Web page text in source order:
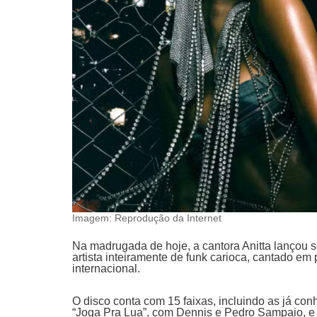
Imagem: Reprodução da Internet
Na madrugada de hoje, a cantora Anitta lançou
artista inteiramente de funk carioca, cantado
internacional.
O disco conta com 15 faixas, incluindo as já
“Joga Pra Lua”, com Dennis e Pedro Sampaio,